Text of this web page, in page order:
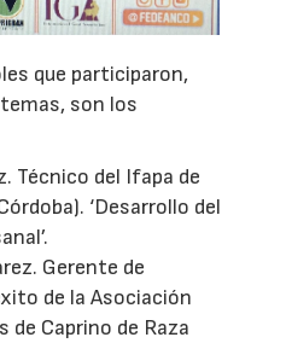
que participaron,
son los
Técnico del Ifapa de
‘Desarrollo del
Gerente de
de la Asociación
de Caprino de Raza